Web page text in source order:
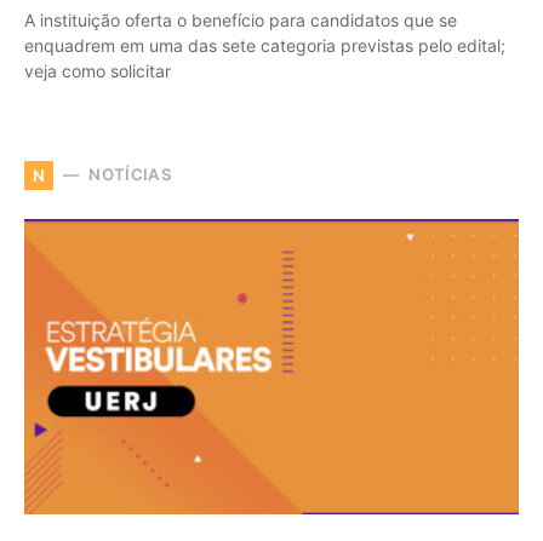
A instituição oferta o benefício para candidatos que se
enquadrem em uma das sete categoria previstas pelo edital;
veja como solicitar
N NOTÍCIAS